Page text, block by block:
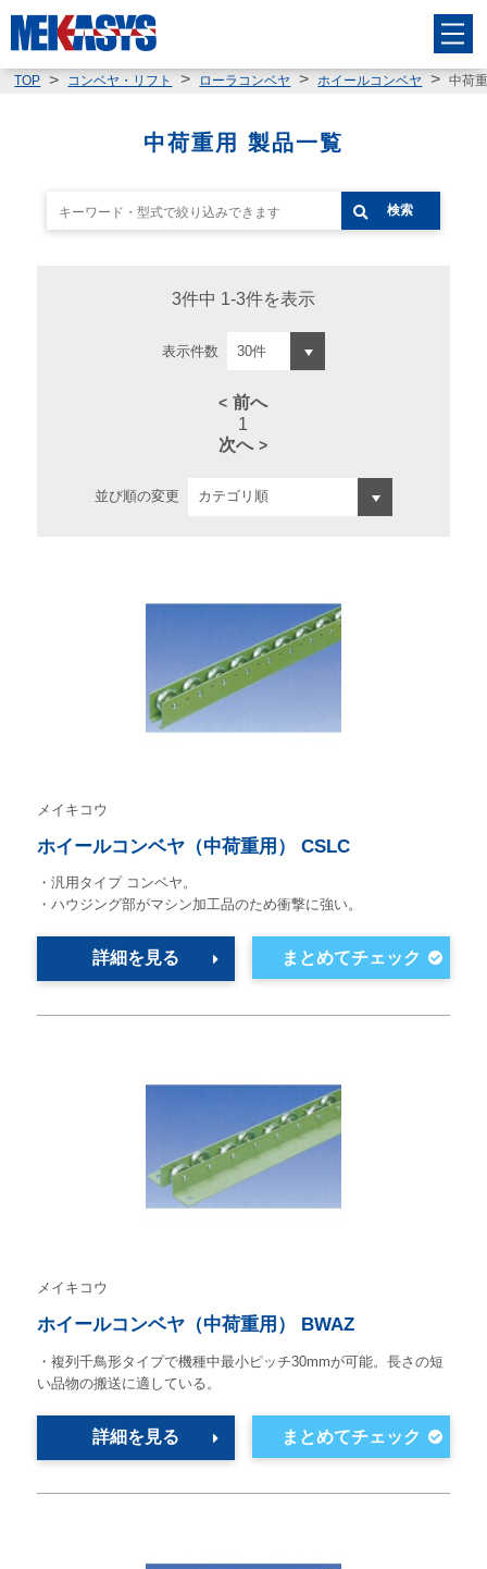
TOP コンベヤ・リフト ローラコンベヤ ホイールコンベヤ 中荷
中荷重用 製品一覧
検索
3件中 1-3件を表示
表示件数
前へ
1
次へ
並び順の変更
メイキコウ
ホイールコンベヤ（中荷重用） CSLC
・汎用タイプ コンベヤ。
・ハウジング部がマシン加工品のため衝撃に強い。
詳細を見る
メイキコウ
ホイールコンベヤ（中荷重用） BWAZ
・複列千鳥形タイプで機種中最小ピッチ30mmが可能。長さの短
い品物の搬送に適している。
詳細を見る